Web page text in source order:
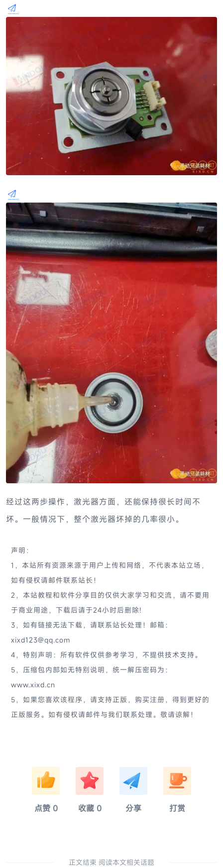
经过这两步操作，激光器方面，还能保持很长时间不
坏。一般情况下，整个激光器坏掉的几率很小。
声明：
1，本站所有资源来源于用户上传和网络，不代表本站立场，
如有侵权请邮件联系站长！
2，本站教程和软件分享目的仅供大家学习和交流，请不要用
于商业用途，下载后请于24小时后删除!
3，如有链接无法下载，请联系站长处理！邮箱：
xixd123@qq.com
4，特别声明：所有软件仅供参考学习，不提供技术支持。
5，压缩包内部如无特别说明，统一解压密码为：
www.xixd.cn
5，如果您喜欢该程序，请支持正版，购买注册，得到更好的
正版服务。如有侵权请邮件与我们联系处理。敬请谅解！
淚
点赞 0
奈
收藏 0
硫
分享
亂
打赏
正文结束 阅读本文相关话题